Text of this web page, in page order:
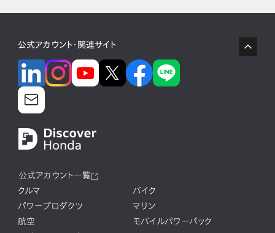
公式アカウント・関連サイト
公式アカウント一覧
クルマ
バイク
パワープロダクツ
マリン
航空
モバイルパワーパック